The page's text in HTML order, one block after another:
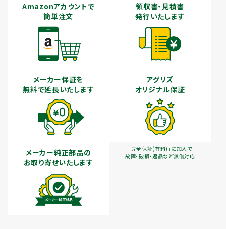
Amazonアカウントで
簡単注文
領収書・見積書
発行いたします
メーカー保証を
無料で延長いたします
アグリズ
オリジナル保証
「完全保証(有料)」に加入で
故障・破損・返品など無償対応
メーカー純正部品の
お取り寄せいたします